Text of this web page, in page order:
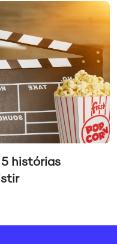
histórias